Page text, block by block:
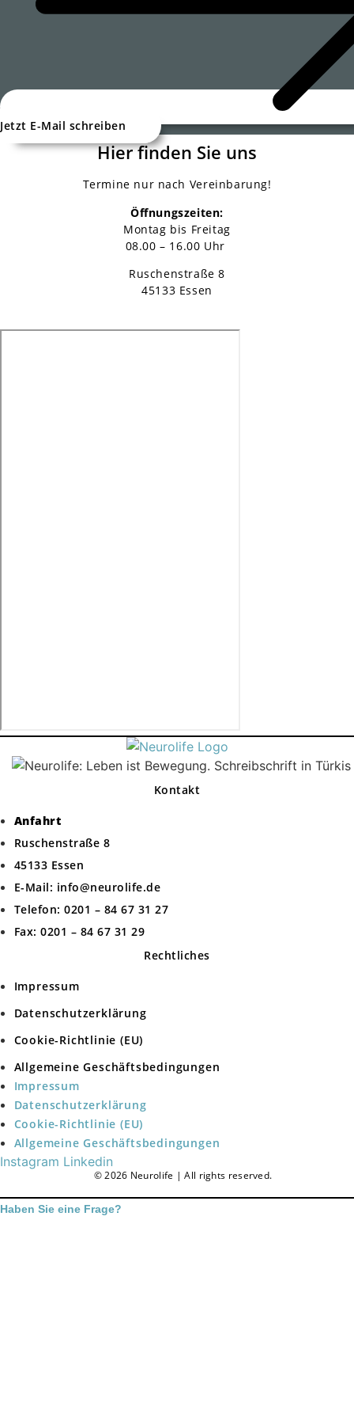
Jetzt E-Mail schreiben
Hier finden Sie uns
Termine nur nach Vereinbarung!
Öffnungszeiten:
Montag bis Freitag
08.00 – 16.00 Uhr
Ruschenstraße 8
45133 Essen
Kontakt
Anfahrt
Ruschenstraße 8
45133 Essen
E-Mail: info@neurolife.de
Telefon: 0201 – 84 67 31 27
Fax: 0201 – 84 67 31 29
Rechtliches
Impressum
Datenschutzerklärung
Cookie-Richtlinie (EU)
Allgemeine Geschäftsbedingungen
Impressum
Datenschutzerklärung
Cookie-Richtlinie (EU)
Allgemeine Geschäftsbedingungen
Instagram Linkedin
© 2026 Neurolife | All rights reserved.
Haben Sie eine Frage?